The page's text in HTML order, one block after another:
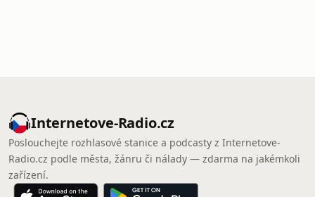
Internetove-Radio.cz
Poslouchejte rozhlasové stanice a podcasty z Internetove-
Radio.cz podle města, žánru či nálady — zdarma na jakémkoli
zařízení.